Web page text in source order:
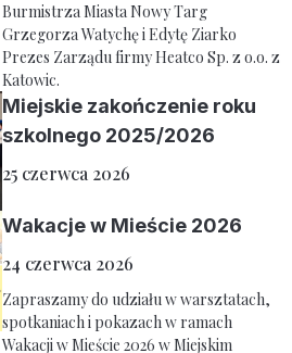
Burmistrza Miasta Nowy Targ
Grzegorza Watychę i Edytę Ziarko
Prezes Zarządu firmy Heatco Sp. z o.o. z
Katowic.
Miejskie zakończenie roku
szkolnego 2025/2026
25 czerwca 2026
Wakacje w Mieście 2026
24 czerwca 2026
Zapraszamy do udziału w warsztatach,
spotkaniach i pokazach w ramach
Wakacji w Mieście 2026 w Miejskim